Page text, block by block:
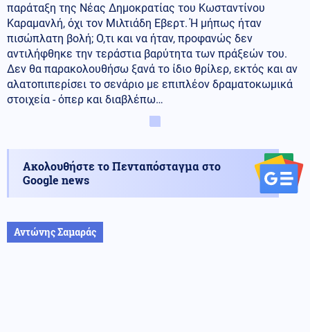
παράταξη της Νέας Δημοκρατίας του Κωσταντίνου
Καραμανλή, όχι τον Μιλτιάδη Εβερτ. Ή μήπως ήταν
πισώπλατη βολή; Ο,τι και να ήταν, προφανώς δεν
αντιλήφθηκε την τεράστια βαρύτητα των πράξεών του.
Δεν θα παρακολουθήσω ξανά το ίδιο θρίλερ, εκτός και αν
αλατοπιπερίσει το σενάριο με επιπλέον δραματοκωμικά
στοιχεία - όπερ και διαβλέπω…
Ακολουθήστε το Πενταπόσταγμα στο
Google news
Αντώνης Σαμαράς